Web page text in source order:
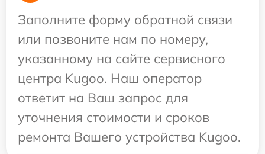
Заполните форму обратной связи
или позвоните нам по номеру,
указанному на сайте сервисного
центра Kugoo. Наш оператор
ответит на Ваш запрос для
уточнения стоимости и сроков
ремонта Вашего устройства Kugoo.